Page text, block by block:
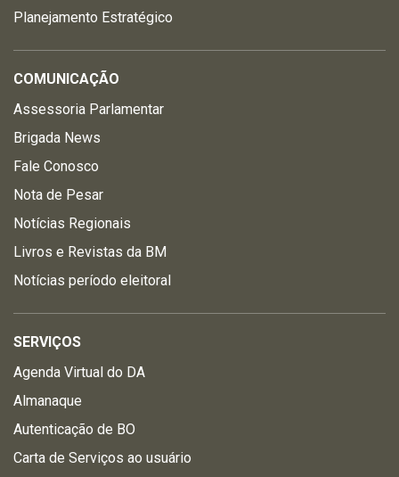
Planejamento Estratégico
COMUNICAÇÃO
Assessoria Parlamentar
Brigada News
Fale Conosco
Nota de Pesar
Notícias Regionais
Livros e Revistas da BM
Notícias período eleitoral
SERVIÇOS
Agenda Virtual do DA
Almanaque
Autenticação de BO
Carta de Serviços ao usuário